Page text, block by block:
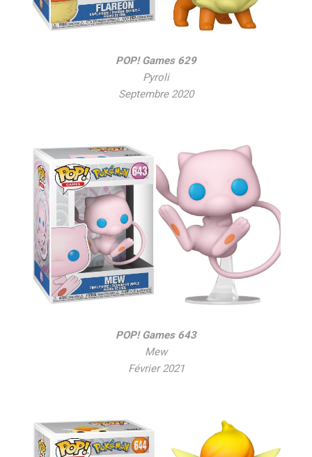
POP! Games 629
Pyroli
Septembre 2020
POP! Games 643
Mew
Février 2021